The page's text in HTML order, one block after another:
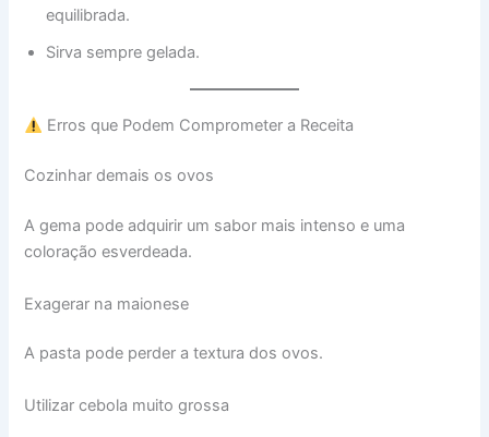
equilibrada.
Sirva sempre gelada.
Erros que Podem Comprometer a Receita
Cozinhar demais os ovos
A gema pode adquirir um sabor mais intenso e uma
coloração esverdeada.
Exagerar na maionese
A pasta pode perder a textura dos ovos.
Utilizar cebola muito grossa